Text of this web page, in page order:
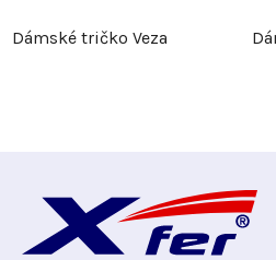
Dámské tričko Veza